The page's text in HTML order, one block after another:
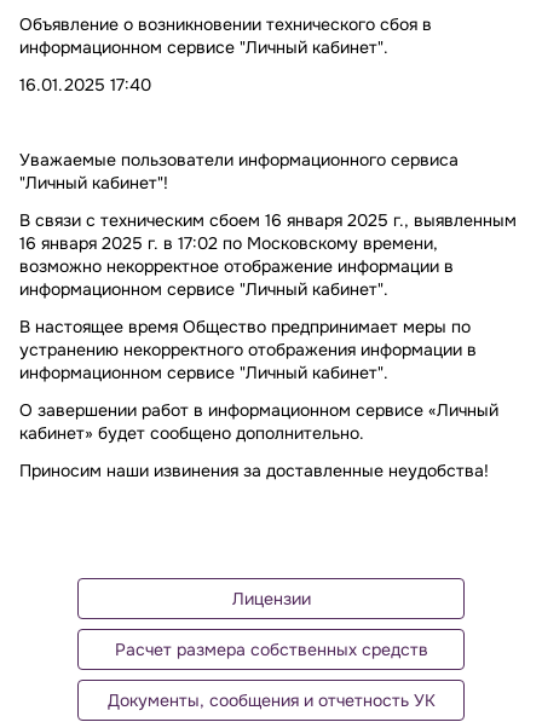
Объявление о возникновении технического сбоя в
информационном сервисе "Личный кабинет".
16.01.2025 17:40
Уважаемые пользователи информационного сервиса
"Личный кабинет"!
В связи с техническим сбоем 16 января 2025 г., выявленным
16 января 2025 г. в 17:02 по Московскому времени,
возможно некорректное отображение информации в
информационном сервисе "Личный кабинет".
В настоящее время Общество предпринимает меры по
устранению некорректного отображения информации в
информационном сервисе "Личный кабинет".
О завершении работ в информационном сервисе «Личный
кабинет» будет сообщено дополнительно.
Приносим наши извинения за доставленные неудобства!
Лицензии
Расчет размера собственных средств
Документы, сообщения и отчетность УК